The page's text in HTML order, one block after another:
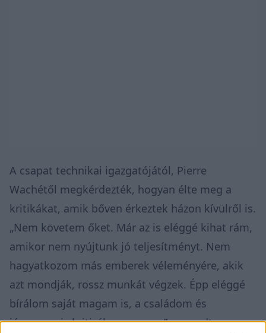
A csapat technikai igazgatójától, Pierre
Wachétől megkérdezték, hogyan élte meg a
kritikákat, amik bőven érkeztek házon kívülről is.
„Nem követem őket. Már az is eléggé kihat rám,
amikor nem nyújtunk jó teljesítményt. Nem
hagyatkozom más emberek véleményére, akik
azt mondják, rossz munkát végzek. Épp eléggé
bírálom saját magam is, a családom és
jómagam is kritizálom magam” – mondta a